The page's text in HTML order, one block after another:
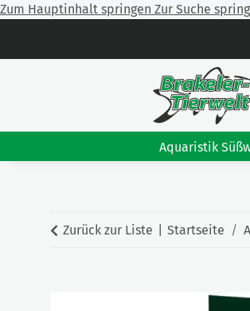
Zum Hauptinhalt springen Zur Suche
Aquaristik
Zurück zur Liste Startseite